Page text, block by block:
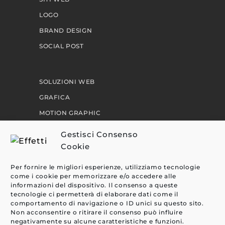
Gestisci Consenso
Cookie
Per fornire le migliori esperienze, utilizziamo tecnologie
come i cookie per memorizzare e/o accedere alle
informazioni del dispositivo. Il consenso a queste
tecnologie ci permetterà di elaborare dati come il
comportamento di navigazione o ID unici su questo sito.
Non acconsentire o ritirare il consenso può influire
negativamente su alcune caratteristiche e funzioni.
LOGO
BRAND DESIGN
SOCIAL POST
SOLUZIONI WEB
GRAFICA
MOTION GRAPHIC
EFFETTI
CLIENTI
BLOG
CONTATTI